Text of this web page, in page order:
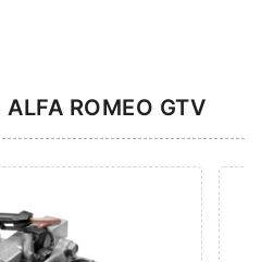
ALFA ROMEO GTV